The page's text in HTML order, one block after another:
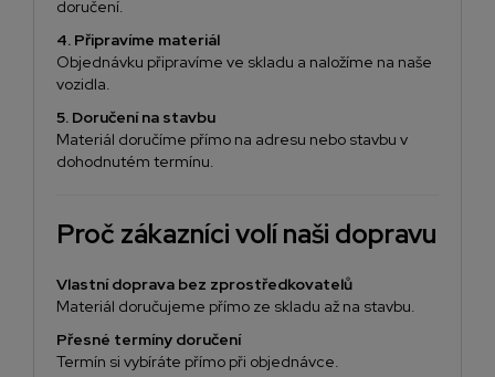
doručení.
4. Připravíme materiál
Objednávku připravíme ve skladu a naložíme na naše
vozidla.
5. Doručení na stavbu
Materiál doručíme přímo na adresu nebo stavbu v
dohodnutém termínu.
Proč zákazníci volí naši dopravu
Vlastní doprava bez zprostředkovatelů
Materiál doručujeme přímo ze skladu až na stavbu.
Přesné termíny doručení
Termín si vybíráte přímo při objednávce.